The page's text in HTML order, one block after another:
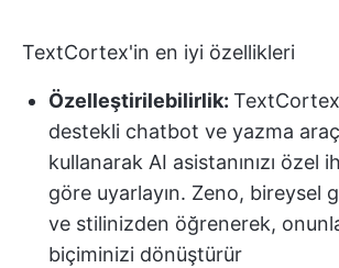
TextCortex'in en iyi özellikleri
Özelleştirilebilirlik:
destekli chatbot ve yazma
kullanarak AI asistanınızı özel
göre uyarlayın. Zeno, bireysel
ve stilinizden öğrenerek,
biçiminizi dönüştürür